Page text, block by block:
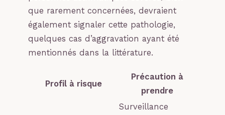
que rarement concernées, devraient
également signaler cette pathologie,
quelques cas d’aggravation ayant été
mentionnés dans la littérature.
Profil à risque
Précaution à
prendre
Surveillance